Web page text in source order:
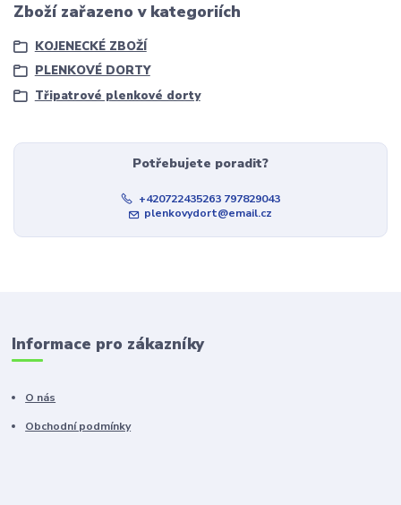
Zboží zařazeno v kategoriích
KOJENECKÉ ZBOŽÍ
PLENKOVÉ DORTY
Třipatrové plenkové dorty
Potřebujete poradit?
+420722435263 797829043
plenkovydort@email.cz
Informace pro zákazníky
O nás
Obchodní podmínky